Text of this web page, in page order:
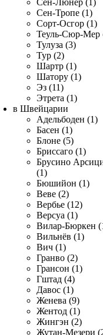
Сен-Люнер (1)
Сен-Тропе (1)
Сорт-Осгор (1)
Теуль-Сюр-Мер
Тулуза (3)
Тур (2)
Шартр (1)
Шатору (1)
Эз (11)
Этрета (1)
в Швейцарии
Адельбоден (1)
Басен (1)
Блоне (5)
Бриссаго (1)
Брусино
(1)
Бюшийон (1)
Веве (2)
Вербье (12)
Версуа (1)
Вилар-Бюркен
Вильнёв (1)
Вич (1)
Гранво (2)
Грансон (1)
Гштад (4)
Давос (1)
Женева (9)
Жентод (1)
Жингэн (2)
Жутан-Мезери